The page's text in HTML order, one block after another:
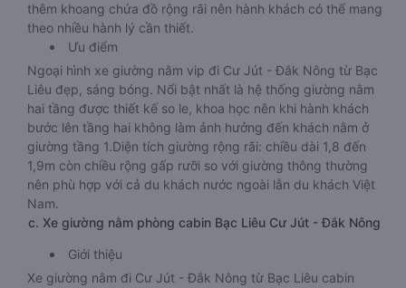
thêm khoang chứa đồ rộng rãi nên hành khách có thể mang
theo nhiều hành lý cần thiết.
Ưu điểm
Ngoại hình xe giường nằm vip đi Cư Jút - Đắk Nông từ Bạc
Liêu đẹp, sáng bóng. Nổi bật nhất là hệ thống giường nằm
hai tầng được thiết kế so le, khoa học nên khi hành khách
bước lên tầng hai không làm ảnh hưởng đến khách nằm ở
giường tầng 1.Diện tích giường rộng rãi: chiều dài 1,8 đến
1,9m còn chiều rộng gấp rưỡi so với giường thông thường
nên phù hợp với cả du khách nước ngoài lẫn du khách Việt
Nam.
c. Xe giường nằm phòng cabin Bạc Liêu Cư Jút - Đắk Nông
Giới thiệu
Xe giường nằm đi Cư Jút - Đắk Nông từ Bạc Liêu cabin